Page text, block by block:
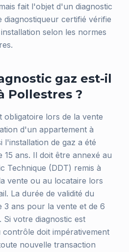
fait l'objet d'un diagnostic
diagnostiqueur certifié vérifie
selon les normes
gaz est-il
Pollestres ?
obligatoire lors de la vente
d'un appartement à
l'installation de gaz a été
15 ans. Il doit être annexé au
Technique (DDT) remis à
vente ou au locataire lors
La durée de validité du
3 ans pour la vente et de 6
votre diagnostic est
doit impérativement
nouvelle transaction